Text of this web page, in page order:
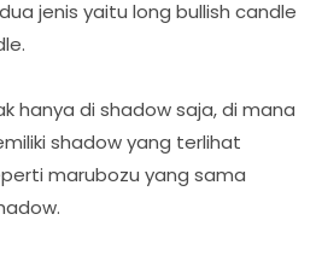
jenis yaitu long bullish candle
hanya di shadow saja, di mana
shadow yang terlihat
marubozu yang sama